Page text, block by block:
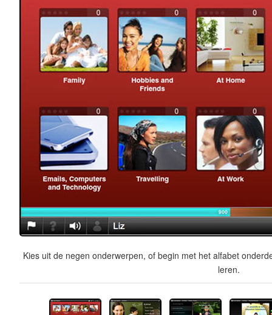
Kies uit de negen onderwerpen, of begin met het alfabet
leren.